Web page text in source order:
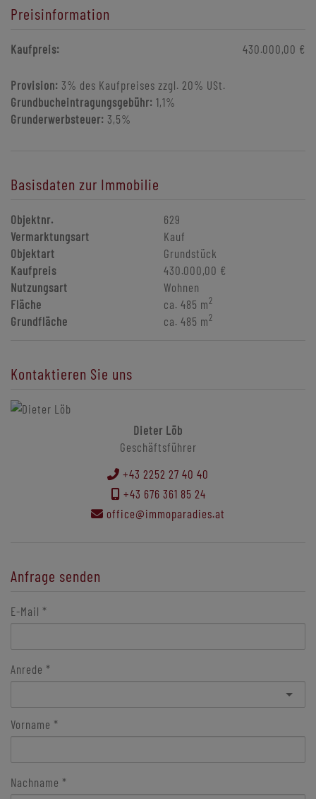
Preisinformation
Kaufpreis: 430.000,00 €
Provision: 3% des Kaufpreises zzgl. 20% USt.
Grundbucheintragungsgebühr: 1,1%
Grunderwerbsteuer: 3,5%
Basisdaten zur Immobilie
Objektnr.
629
Vermarktungsart
Kauf
Objektart
Grundstück
Kaufpreis
430.000,00 €
Nutzungsart
Wohnen
Fläche
ca. 485 m2
Grundfläche ca. 485 m2
Kontaktieren Sie uns
Dieter Löb
Geschäftsführer
+43 2252 27 40 40
+43 676 361 85 24
office@immoparadies.at
Anfrage senden
E-Mail
Anrede
Vorname
Nachname